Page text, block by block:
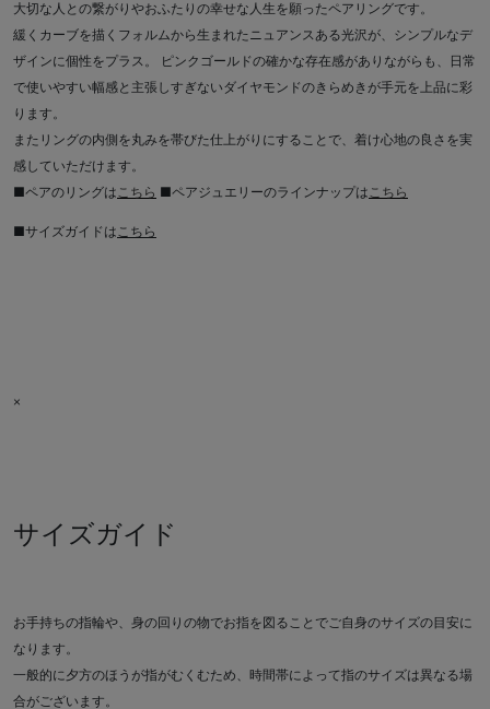
大切な人との繋がりやおふたりの幸せな人生を願ったペアリングです。
緩くカーブを描くフォルムから生まれたニュアンスある光沢が、シンプルなデ
ザインに個性をプラス。 ピンクゴールドの確かな存在感がありながらも、日常
で使いやすい幅感と主張しすぎないダイヤモンドのきらめきが手元を上品に彩
ります。
またリングの内側を丸みを帯びた仕上がりにすることで、着け心地の良さを実
感していただけます。
■ペアのリングは こちら ■ペアジュエリーのラインナップは こちら
■サイズガイドは こちら
×
サイズガイド
お手持ちの指輪や、身の回りの物でお指を図ることでご自身のサイズの目安に
なります。
一般的に夕方のほうが指がむくむため、時間帯によって指のサイズは異なる場
合がございます。